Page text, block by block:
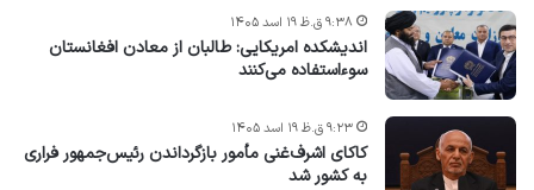
اندیشکده امریکایی: طالبان از معادن افغانستان
سوءاستفاده می‌کنند
۹:۳۸ ق.ظ ۱۹ اسد ۱۴۰۵
کاکای اشرف‌غنی مأمور بازگرداندن رئیس‌جمهور فراری
به کشور شد
۹:۲۳ ق.ظ ۱۹ اسد ۱۴۰۵